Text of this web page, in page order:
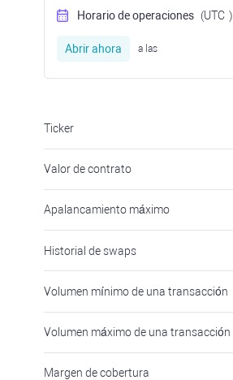
Horario de operaciones (UTC )
Abrir ahora a las
Ticker
Valor de contrato
Apalancamiento máximo
Historial de swaps
Volumen mínimo de una transacción
Volumen máximo de una transacción
Margen de cobertura